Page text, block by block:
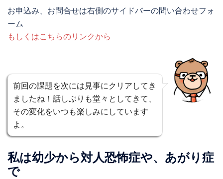
お申込み、お問合せは右側のサイドバーの問い合わせフォ
ーム
もしくはこちらのリンクから
前回の課題を次には見事にクリアしてき
ましたね！話しぶりも堂々としてきて、
その変化をいつも楽しみにしています
よ。
私は幼少から対人恐怖症や、あがり症
で